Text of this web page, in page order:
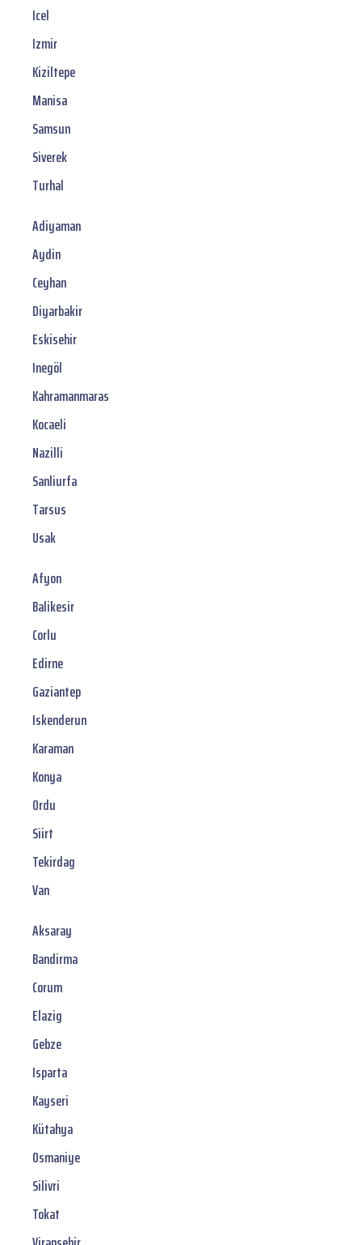
Icel
Izmir
Kiziltepe
Manisa
Samsun
Siverek
Turhal
Adiyaman
Aydin
Ceyhan
Diyarbakir
Eskisehir
Inegöl
Kahramanmaras
Kocaeli
Nazilli
Sanliurfa
Tarsus
Usak
Afyon
Balikesir
Corlu
Edirne
Gaziantep
Iskenderun
Karaman
Konya
Ordu
Siirt
Tekirdag
Van
Aksaray
Bandirma
Corum
Elazig
Gebze
Isparta
Kayseri
Kütahya
Osmaniye
Silivri
Tokat